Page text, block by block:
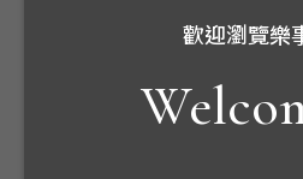
內控聲明書
歡迎瀏覽樂